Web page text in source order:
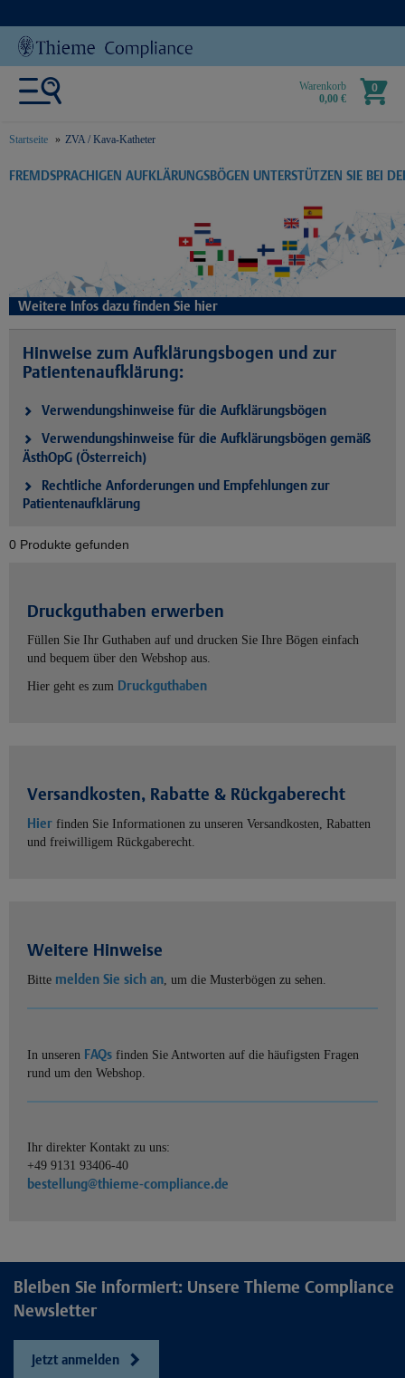
Warenkorb
0,00 €
0
Startseite ZVA / Kava-Katheter
text.skipToContent
text.skipToNavigation
FREMDSPRACHIGEN AUFKLÄRUNGSBÖGEN UNTERSTÜTZEN SIE BEI
Weitere Infos dazu finden Sie hier
Hinweise zum Aufklärungsbogen und zur
Patientenaufklärung:
Verwendungshinweise für die Aufklärungsbögen
Verwendungshinweise für die Aufklärungsbögen gemäß
ÄsthOpG (Österreich)
Rechtliche Anforderungen und Empfehlungen zur
Patientenaufklärung
0 Produkte gefunden
Druckguthaben erwerben
Füllen Sie Ihr Guthaben auf und drucken Sie Ihre Bögen einfach
und bequem über den Webshop aus.
Hier geht es zum Druckguthaben
Versandkosten, Rabatte & Rückgaberecht
Hier finden Sie Informationen zu unseren Versandkosten, Rabatten
und freiwilligem Rückgaberecht.
Weitere Hinweise
Bitte melden Sie sich an, um die Musterbögen zu sehen.
In unseren FAQs finden Sie Antworten auf die häufigsten Fragen
rund um den Webshop.
Ihr direkter Kontakt zu uns:
+49 9131 93406-40
bestellung@thieme-compliance.de
Bleiben Sie informiert: Unsere Thieme Compliance
Newsletter
Jetzt anmelden